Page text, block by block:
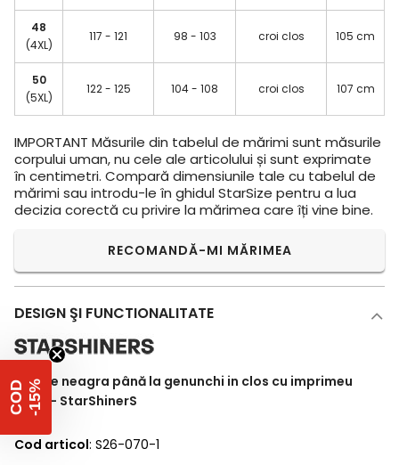
48
(4XL)
117 - 121 98 - 103 croi clos 105 cm
50
(5XL)
122 - 125 104 - 108 croi clos 107 cm
IMPORTANT Măsurile din tabelul de mărimi sunt măsurile
corpului uman, nu cele ale articolului și sunt exprimate
în centimetri. Compară dimensiunile tale cu tabelul de
mărimi sau introdu-le în ghidul StarSize pentru a lua
decizia corectă cu privire la mărimea care îți vine bine.
RECOMANDĂ-MI MĂRIMEA
DESIGN ŞI FUNCTIONALITATE
Rochie neagra până la genunchi in clos cu imprimeu
floral- StarShinerS
Cod articol: S26-070-1
C
O
D
-
1
5 %